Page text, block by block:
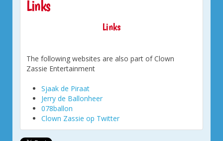
Links
Links
The following websites are also part of Clown
Zassie Entertainment
Sjaak de Piraat
Jerry de Ballonheer
078ballon
Clown Zassie op Twitter